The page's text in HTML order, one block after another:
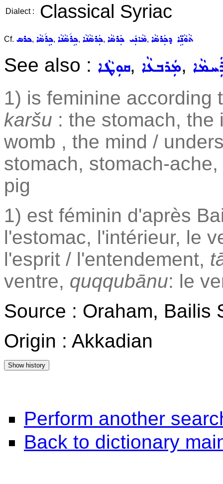
Dialect : Classical Syriac
Cf. ܟܪܣ, ܟܹܪ݇ܣܵܐ, ܟܹܪ݇ܣܵܢܵܐ, ܟܲܪܣܵܢܵܐ, ܡܵܐܢܲܝ ܟܲܪܣܵܐ, ܬܵܘܵܢܹ̈ܐ ܕܟܲܪܣܵܐ
See also : ܩܘܼܛܵܐ, ܡܲܪܒܥܵܐ,
1) is feminine according
karšu : the stomach, the
womb , the mind /
stomach, stomach-ache,
pig
1) est féminin d'après
l'estomac, l'intérieur, le
l'esprit / l'entendement,
ventre, quqqubānu: le
Source : Oraham, Bailis
Origin : Akkadian
Perform another
Back to dictionary